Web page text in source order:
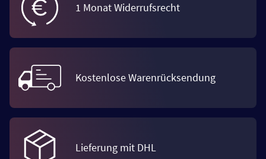
1 Monat Widerrufsrecht
Kostenlose Warenrücksendung
Lieferung mit DHL